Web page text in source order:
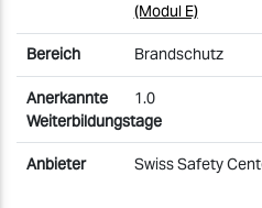
(Modul E)
Brandschutz
1.0
Swiss Safety